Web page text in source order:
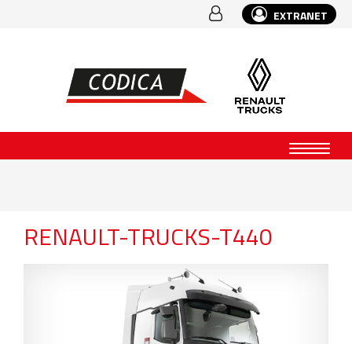
EXTRANET
RENAULT-TRUCKS-T440